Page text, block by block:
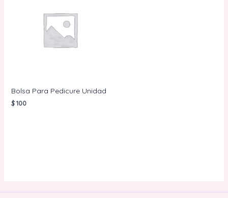
Bolsa Para Pedicure Unidad
$100